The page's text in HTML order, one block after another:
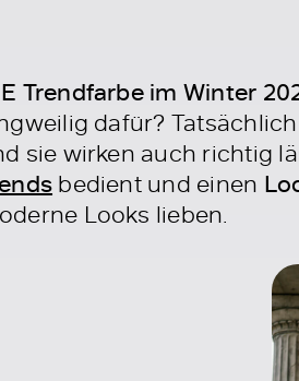
Trendfarbe im Winter
dafür?
sie wirken auch richtig
bedient und einen
Looks lieben.